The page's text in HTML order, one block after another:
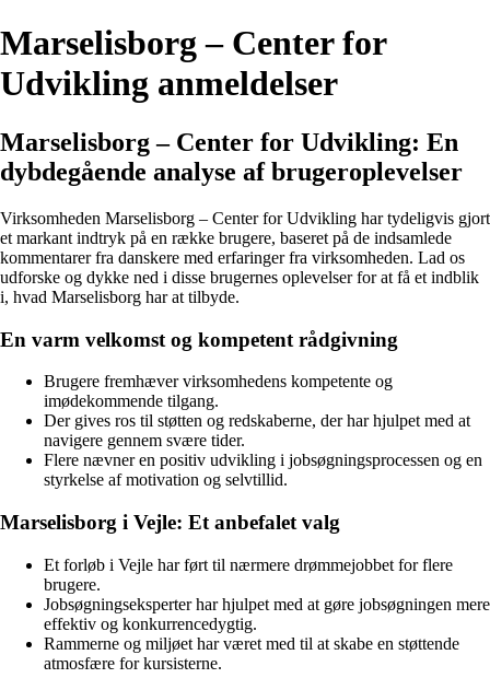
Marselisborg – Center for
Udvikling anmeldelser
Marselisborg – Center for Udvikling: En
dybdegående analyse af brugeroplevelser
Virksomheden Marselisborg – Center for Udvikling har tydeligvis gjort
et markant indtryk på en række brugere, baseret på de indsamlede
kommentarer fra danskere med erfaringer fra virksomheden. Lad os
udforske og dykke ned i disse brugernes oplevelser for at få et indblik
i, hvad Marselisborg har at tilbyde.
En varm velkomst og kompetent rådgivning
Brugere fremhæver virksomhedens kompetente og
imødekommende tilgang.
Der gives ros til støtten og redskaberne, der har hjulpet med at
navigere gennem svære tider.
Flere nævner en positiv udvikling i jobsøgningsprocessen og en
styrkelse af motivation og selvtillid.
Marselisborg i Vejle: Et anbefalet valg
Et forløb i Vejle har ført til nærmere drømmejobbet for flere
brugere.
Jobsøgningseksperter har hjulpet med at gøre jobsøgningen mere
effektiv og konkurrencedygtig.
Rammerne og miljøet har været med til at skabe en støttende
atmosfære for kursisterne.